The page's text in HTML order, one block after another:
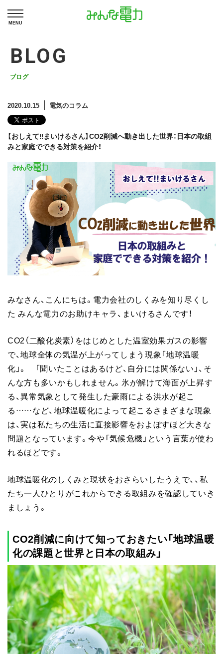
MENU
BLOG
ブログ
2020.10.15 電気のコラム
【おしえて‼まいけるさん】CO2削減へ動き出した世界：日本の取組
みと家庭でできる対策を紹介！
みなさん、こんにちは。電力会社のしくみを知り尽くし
た みんな電力のお助けキャラ、まいけるさんです！
CO2（二酸化炭素）をはじめとした温室効果ガスの影響
で、地球全体の気温が上がってしまう現象「地球温暖
化」。 「聞いたことはあるけど、自分には関係ない」、そ
んな方も多いかもしれません。氷が解けて海面が上昇す
る、異常気象として発生した豪雨による洪水が起こ
る……など、地球温暖化によって起こるさまざまな現象
は、実は私たちの生活に直接影響をおよぼすほど大きな
問題となっています。今や「気候危機」という言葉が使わ
れるほどです。
地球温暖化のしくみと現状をおさらいしたうえで、、私
たち一人ひとりがこれからできる取組みを確認していき
ましょう。
CO2削減に向けて知っておきたい「地球温暖
化の課題と世界と日本の取組み」